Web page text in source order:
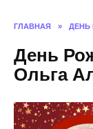
ГЛАВНАЯ » ДЕНЬ
День
Ольга